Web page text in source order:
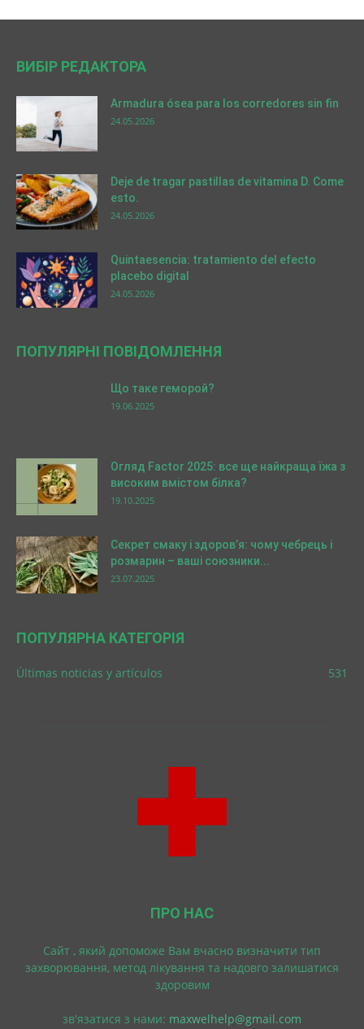
ВИБІР РЕДАКТОРА
Armadura ósea para los corredores sin fin
24.05.2026
Deje de tragar pastillas de vitamina D. Come
esto.
24.05.2026
Quintaesencia: tratamiento del efecto
placebo digital
24.05.2026
ПОПУЛЯРНІ ПОВІДОМЛЕННЯ
Що таке геморой?
19.06.2025
Огляд Factor 2025: все ще найкраща їжа з
високим вмістом білка?
19.10.2025
Секрет смаку і здоров’я: чому чебрець і
розмарин – ваші союзники...
23.07.2025
ПОПУЛЯРНА КАТЕГОРІЯ
Últimas noticias y artículos 531
ПРО НАС
Cайт , який допоможе Вам вчасно визначити тип
захворювання, метод лікування та надовго залишатися
здоровим
зв'язатися з нами: maxwelhelp@gmail.com